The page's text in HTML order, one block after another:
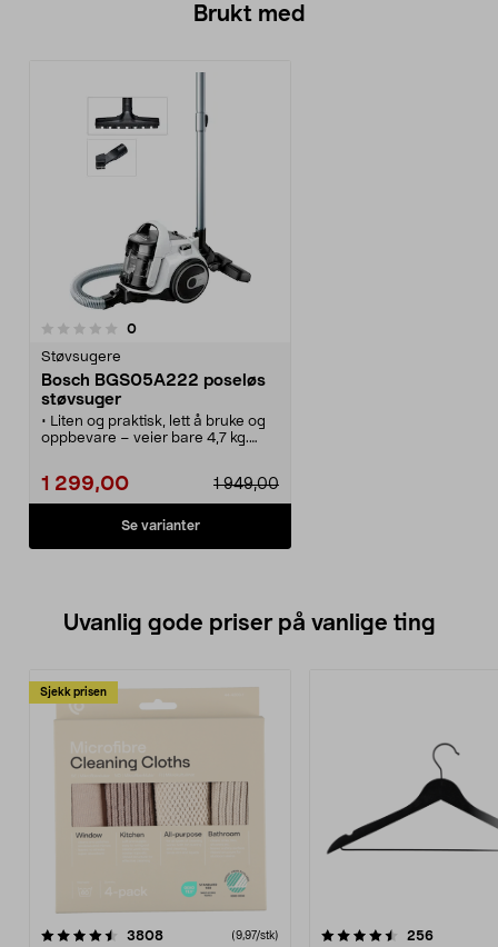
Brukt med
0anmeldelser
Støvsugere
Bosch BGS05A222 poseløs
støvsuger
• Liten og praktisk, lett å bruke og
oppbevare – veier bare 4,7 kg.
• Teleskoprør med regulerbar
rekkevidde.
• Aksjonsradius: 9 meter.
1 949,00
1 299,00
Se varianter
Uvanlig gode priser på vanlige ting
Sjekk prisen
3808anmeldelser(9,97/stk)
4.5av 5 stjerner 256
4.5av 5 stjerner